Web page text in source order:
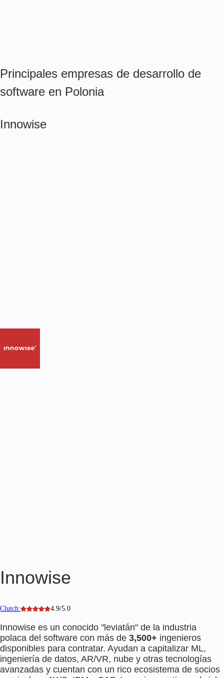
Principales empresas de desarrollo de
software en Polonia
Innowise
Innowise
Clutch: 4.9/5.0
Innowise es un conocido "leviatán" de la industria
polaca del software con más de 3,500+ ingenieros
disponibles para contratar. Ayudan a capitalizar ML,
ingeniería de datos, AR/VR, nube y otras tecnologías
avanzadas y cuentan con un rico ecosistema de socios